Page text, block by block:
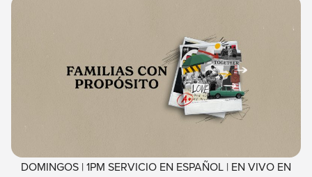
DOMINGOS | 1PM SERVICIO EN ESPAÑOL | EN VIVO EN